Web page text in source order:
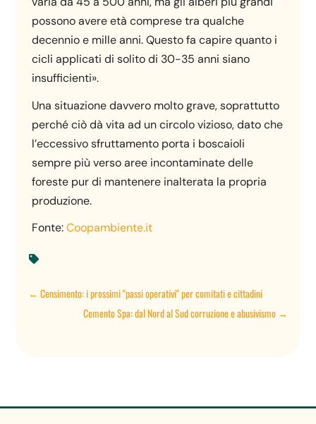
possono avere età comprese tra qualche
decennio e mille anni. Questo fa capire quanto i
cicli applicati di solito di 30-35 anni siano
insufficienti».
Una situazione davvero molto grave, soprattutto
perché ciò dà vita ad un circolo vizioso, dato che
l’eccessivo sfruttamento porta i boscaioli
sempre più verso aree incontaminate delle
foreste pur di mantenere inalterata la propria
produzione.
Fonte:Coopambiente.it

←Censimento: i prossimi "passi operativi" per comitati e cittadini
Cemento Spa: dal Nord al Sud corruzione e abusivismo→